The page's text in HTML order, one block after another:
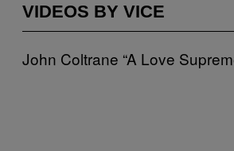
VIDEOS BY VICE
John Coltrane “A Love